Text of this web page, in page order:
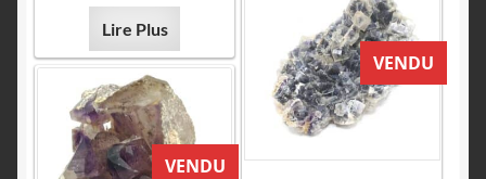
Lire Plus
VENDU
VENDU